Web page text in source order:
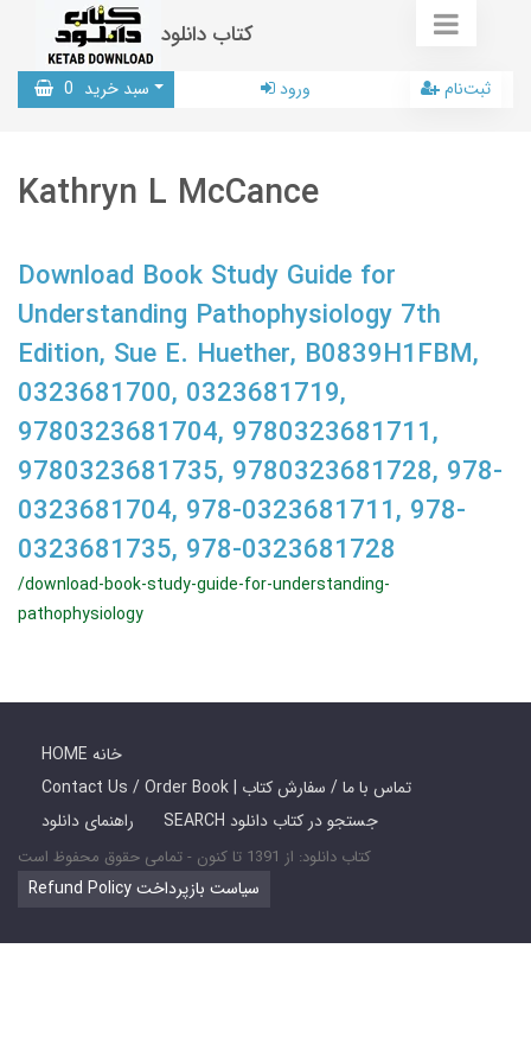
کتاب دانلود
سبد خرید 0 ورود ثبت‌نام
Kathryn L McCance
Download Book Study Guide for
Understanding Pathophysiology 7th
Edition, Sue E. Huether, B0839H1FBM,
0323681700, 0323681719,
9780323681704, 9780323681711,
9780323681735, 9780323681728, 978-
0323681704, 978-0323681711, 978-
0323681735, 978-0323681728
/download-book-study-guide-for-understanding-
pathophysiology
HOME خانه
Contact Us / Order Book | تماس با ما / سفارش کتاب
راهنمای دانلود
SEARCH جستجو در کتاب دانلود
کتاب دانلود: از 1391 تا کنون - تمامی حقوق محفوظ است
Refund Policy سیاست بازپرداخت